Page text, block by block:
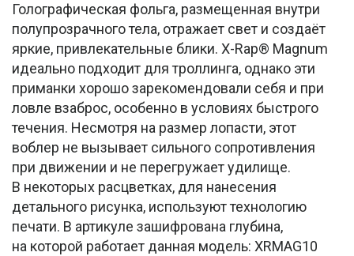
Голографическая фольга, размещенная внутри
полупрозрачного тела, отражает свет и создаёт
яркие, привлекательные блики. X-Rap® Magnum
идеально подходит для троллинга, однако эти
приманки хорошо зарекомендовали себя и при
ловле взаброс, особенно в условиях быстрого
течения. Несмотря на размер лопасти, этот
воблер не вызывает сильного сопротивления
при движении и не перегружает удилище.
В некоторых расцветках, для нанесения
детального рисунка, используют технологию
печати. В артикуле зашифрована глубина,
на которой работает данная модель: XRMAG10